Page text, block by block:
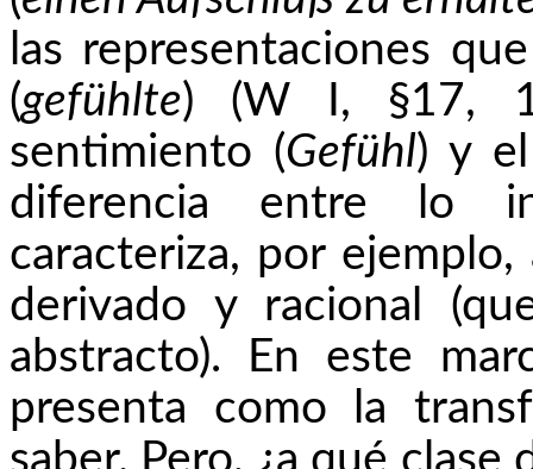
las representaciones
(gefühlte) (W I, §17,
sentimiento (Gefühl) y
diferencia entre lo
caracteriza, por
derivado y racional
abstracto). En este
presenta como la